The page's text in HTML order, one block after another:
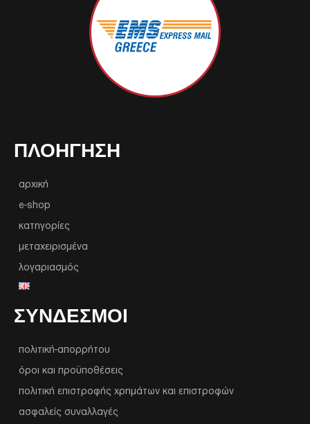
ΠΛΟΉΓΗΣΗ
αρχική
e-shop
κατηγορίες
μεταχειρισμένα
λογαριασμός
ΣΥΝΔΕΣΜΟΙ
πολιτική-απορρήτου
όροι και προϋποθέσεις
πολιτική επιστροφής χρημάτων και επιστροφών
ασφαλείς συναλλαγές